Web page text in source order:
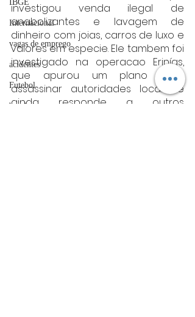
IBGE
Internacional
vagas de emprego
acidentes
Futebol
bombeiros
investigou venda ilegal de
anabolizantes e lavagem de
dinheiro com joias, carros de luxo e
valores em especie. Ele tambem foi
investigado na operacao Erinías,
que apurou um plano para
assassinar autoridades locais, e
ainda responde a outros